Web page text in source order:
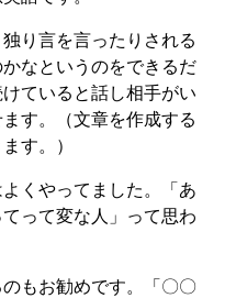
り言を言ったりされる
なというのをできるだ
ていると話し相手がい
す。（文章を作成する
す。）
くやってました。「あ
って変な人」って思わ
もお勧めです。「〇〇